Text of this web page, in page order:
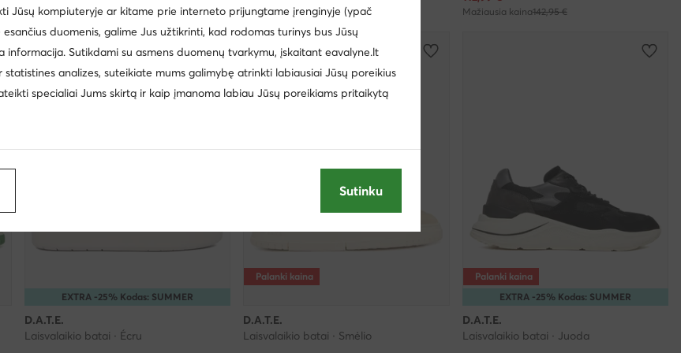
Mažiausia kaina98,99 € Mažiausia kaina94,95 € Mažiausia kaina142,95 €
EXTRA -25% Kodas: SUMMER
D.A.T.E.
Laisvalaikio batai · Écru
Palanki kaina
D.A.T.E.
Laisvalaikio batai · Smėlio
EXTRA -25% Kodas: SUMMER
Palanki kaina
D.A.T.E.
Laisvalaikio batai · Juoda
Jūsų kompiuteryje ar kitame prie interneto prijungtame įrenginyje (ypač
duomenis, galime Jus užtikrinti, kad rodomas turinys bus Jūsų
informacija. Sutikdami su asmens duomenų tvarkymu, įskaitant eavalyne.lt
statistines analizes, suteikiate mums galimybę atrinkti labiausiai Jūsų poreikius
specialiai Jums skirtą ir kaip įmanoma labiau Jūsų poreikiams pritaikytą
Sutinku